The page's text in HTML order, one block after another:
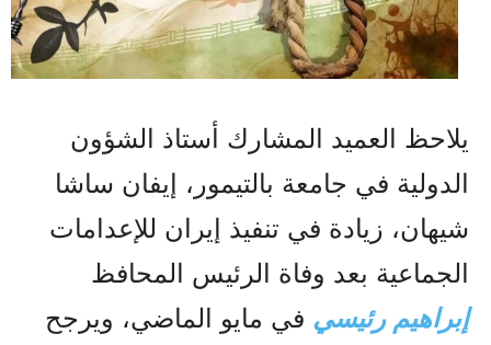
يلاحظ العميد المشارك أستاذ الشؤون
الدولية في جامعة بالتيمور، إيفان ساشا
شيهان، زيادة في تنفيذ إيران للإعدامات
الجماعية بعد وفاة الرئيس المحافظ
إبراهيم رئيسي في مايو الماضي، ويرجح